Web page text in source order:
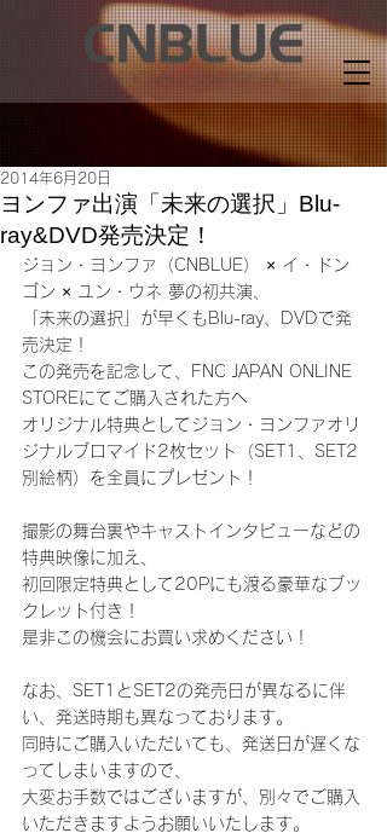
ヨンファ出演「未来の選択」Blu-
ray&DVD発売決定！
2014年6月20日
ジョン・ヨンファ（CNBLUE） × イ・ドン
ゴン × ユン・ウネ 夢の初共演、
「未来の選択」が早くもBlu-ray、DVDで発
売決定！
この発売を記念して、FNC JAPAN ONLINE
STOREにてご購入された方へ
オリジナル特典としてジョン・ヨンファオリ
ジナルブロマイド2枚セット（SET1、SET2
別絵柄）を全員にプレゼント！
撮影の舞台裏やキャストインタビューなどの
特典映像に加え、
初回限定特典として20Pにも渡る豪華なブッ
クレット付き！
是非この機会にお買い求めください！
なお、SET1とSET2の発売日が異なるに伴
い、発送時期も異なっております。
同時にご購入いただいても、発送日が遅くな
ってしまいますので、
大変お手数ではございますが、別々でご購入
いただきますようお願いいたします。